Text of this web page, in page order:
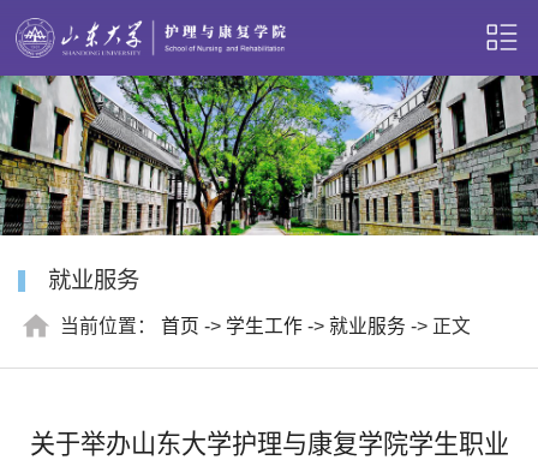
就业服务
当前位置： 首页 -> 学生工作 -> 就业服务 -> 正文
关于举办山东大学护理与康复学院学生职业